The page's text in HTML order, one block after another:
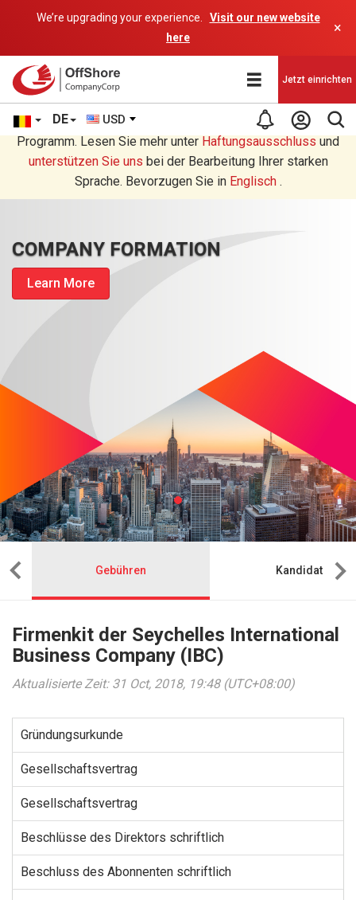
We’re upgrading your experience.
Visit our new website
here
×
DE USD
Jetzt einrichten
Sie lesen eine Deutsche Übersetzung durch ein AI-
Programm. Lesen Sie mehr unter Haftungsausschluss und
unterstützen Sie uns bei der Bearbeitung Ihrer starken
Sprache. Bevorzugen Sie in Englisch.
COMPANY FORMATION
Learn More
Gebühren Kandidat
Firmenkit der Seychelles International
Business Company (IBC)
Aktualisierte Zeit: 31 Oct, 2018, 19:48 (UTC+08:00)
Gründungsurkunde
Gesellschaftsvertrag
Gesellschaftsvertrag
Beschlüsse des Direktors schriftlich
Beschluss des Abonnenten schriftlich